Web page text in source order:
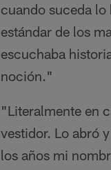
cuando suceda
estándar de los
escuchaba
noción."
"Literalmente en
vestidor. Lo abró
los años mi